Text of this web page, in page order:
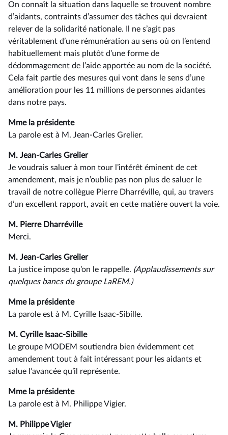
On connaît la situation dans laquelle se trouvent nombre
d’aidants, contraints d’assumer des tâches qui devraient
relever de la solidarité nationale. Il ne s’agit pas
véritablement d’une rémunération au sens où on l’entend
habituellement mais plutôt d’une forme de
dédommagement de l’aide apportée au nom de la société.
Cela fait partie des mesures qui vont dans le sens d’une
amélioration pour les 11 millions de personnes aidantes
dans notre pays.
Mme la présidente
La parole est à M. Jean-Carles Grelier.
M. Jean-Carles Grelier
Je voudrais saluer à mon tour l’intérêt éminent de cet
amendement, mais je n’oublie pas non plus de saluer le
travail de notre collègue Pierre Dharréville, qui, au travers
d’un excellent rapport, avait en cette matière ouvert la voie.
M. Pierre Dharréville
Merci.
M. Jean-Carles Grelier
La justice impose qu’on le rappelle. (Applaudissements sur
quelques bancs du groupe LaREM.)
Mme la présidente
La parole est à M. Cyrille Isaac-Sibille.
M. Cyrille Isaac-Sibille
Le groupe MODEM soutiendra bien évidemment cet
amendement tout à fait intéressant pour les aidants et
salue l’avancée qu’il représente.
Mme la présidente
La parole est à M. Philippe Vigier.
M. Philippe Vigier